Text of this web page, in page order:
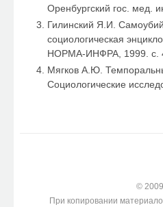
Оренбургский гос. мед.
Гилинский Я.И.
социологическая
НОРМА-ИНФРА, 1999. с.
Мягков А.Ю.
Социологические
©
При копировании